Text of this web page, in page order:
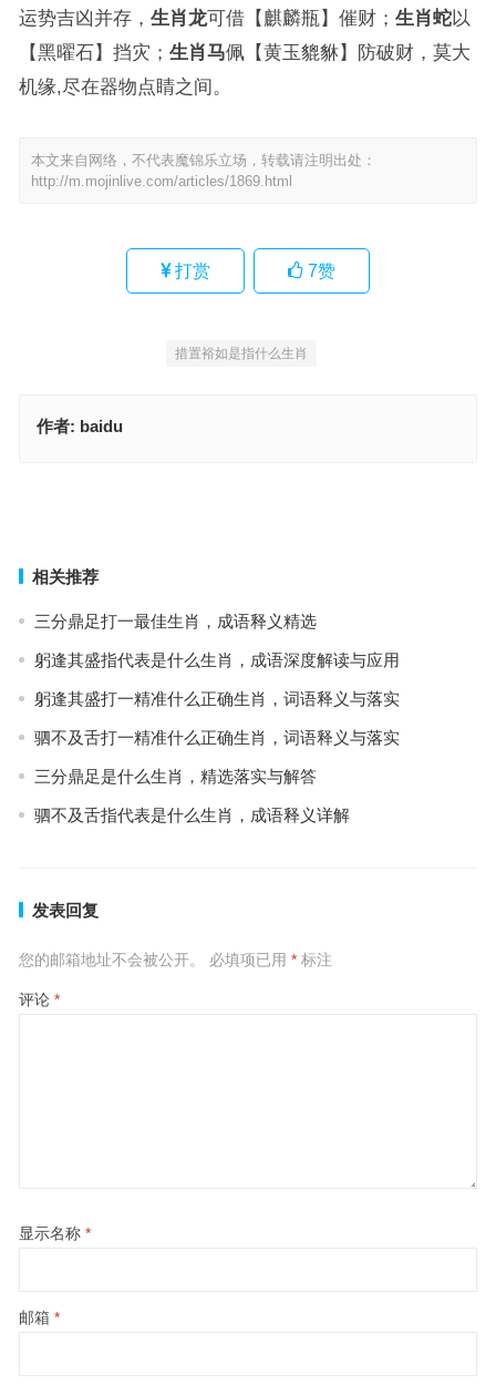
运势吉凶并存， 生肖龙可借【麒麟瓶】催财； 生肖蛇以
【黑曜石】挡灾； 生肖马佩【黄玉貔貅】防破财，莫大
机缘,尽在器物点睛之间。
本文来自网络，不代表魔锦乐立场，转载请注明出处：
http://m.mojinlive.com/articles/1869.html
打赏 7赞
措置裕如是指什么生肖
作者: baidu
相关推荐
三分鼎足打一最佳生肖，成语释义精选
躬逢其盛指代表是什么生肖，成语深度解读与应用
躬逢其盛打一精准什么正确生肖，词语释义与落实
驷不及舌打一精准什么正确生肖，词语释义与落实
三分鼎足是什么生肖，精选落实与解答
驷不及舌指代表是什么生肖，成语释义详解
发表回复
您的邮箱地址不会被公开。 必填项已用 *标注
评论 *
显示名称 *
邮箱 *